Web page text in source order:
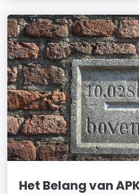
Het Belang van